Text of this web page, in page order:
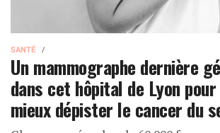
SANTÉ
Un mammographe dernière
dans cet hôpital de Lyon
mieux dépister le cancer du